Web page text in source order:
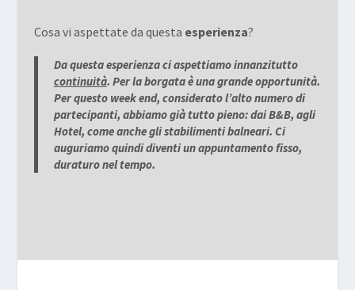
Cosa vi aspettate da questa esperienza?
Da questa esperienza ci aspettiamo innanzitutto
continuità. Per la borgata è una grande opportunità.
Per questo week end, considerato l’alto numero di
partecipanti, abbiamo già tutto pieno: dai B&B, agli
Hotel, come anche gli stabilimenti balneari. Ci
auguriamo quindi diventi un appuntamento fisso,
duraturo nel tempo.